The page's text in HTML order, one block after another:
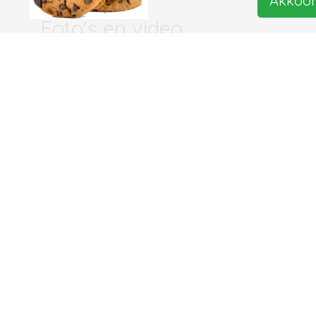
Foto's en video